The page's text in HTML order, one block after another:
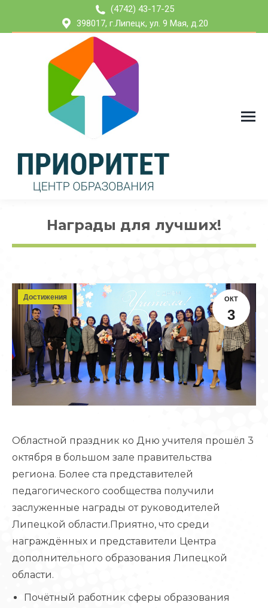
(4742) 43-17-25
398017, г.Липецк, ул. 9 Мая, д.20
Награды для лучших!
ОКТ
3
Достижения
Областной праздник ко Дню учителя прошёл 3
октября в большом зале правительства
региона. Более ста представителей
педагогического сообщества получили
заслуженные награды от руководителей
Липецкой области.Приятно, что среди
награждённых и представители Центра
дополнительного образования Липецкой
области.
Почётный работник сферы образования